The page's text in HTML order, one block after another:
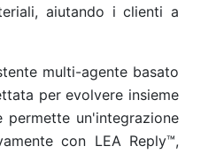
aiutando i clienti a
multi-agente basato
per evolvere insieme
permette un'integrazione
con LEA Reply™,